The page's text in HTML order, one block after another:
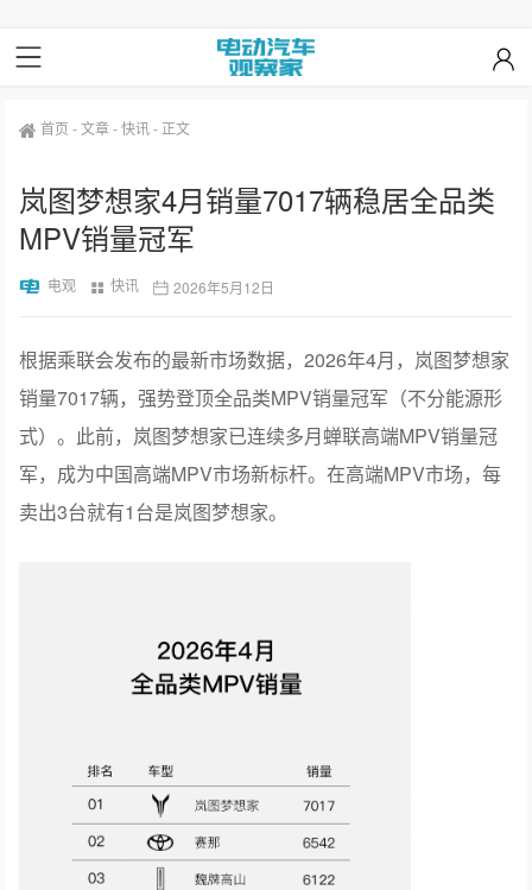
首页 -文章-快讯- 正文
岚图梦想家4月销量7017辆稳居全品类
MPV销量冠军
电观 快讯 2026年5月12日
根据乘联会发布的最新市场数据，2026年4月，岚图梦想家
销量7017辆，强势登顶全品类MPV销量冠军（不分能源形
式）。此前，岚图梦想家已连续多月蝉联高端MPV销量冠
军，成为中国高端MPV市场新标杆。在高端MPV市场，每
卖出3台就有1台是岚图梦想家。